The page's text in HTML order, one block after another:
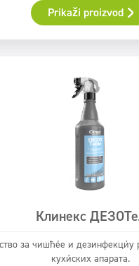
Prikaži proizvod
Клинекс
за чишћење и
кухињских апарата.